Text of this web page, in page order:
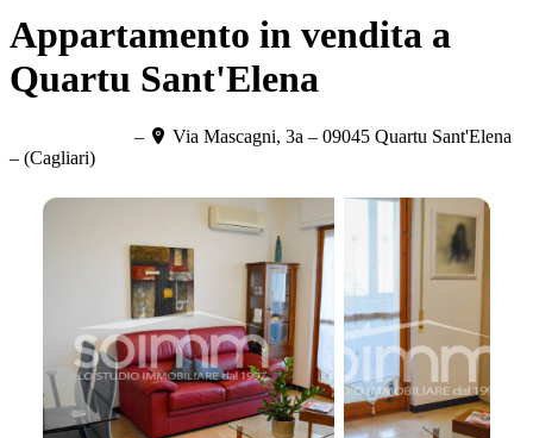
Appartamento in vendita a
Quartu Sant'Elena
–
Via Mascagni, 3a – 09045 Quartu Sant'Elena
– (Cagliari)